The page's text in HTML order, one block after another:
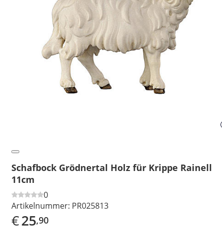
Schafbock Grödnertal Holz für Krippe Rainell
11cm
0
Artikelnummer: PR025813
€25,90